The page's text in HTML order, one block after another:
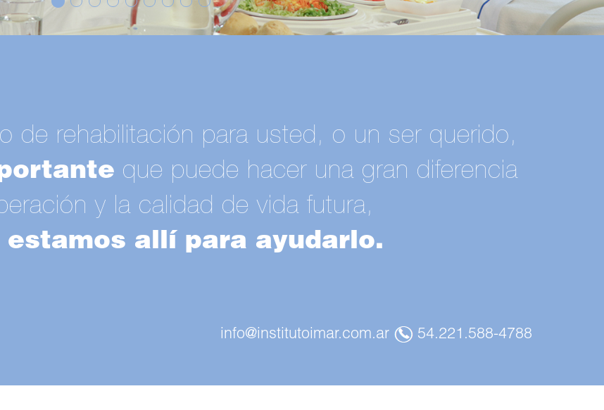
de rehabilitación para usted, o un ser querido,
que puede hacer una gran diferencia
y la calidad de vida futura,
estamos allí para ayudarlo.
info@institutoimar.com.ar 54.221.588-4788